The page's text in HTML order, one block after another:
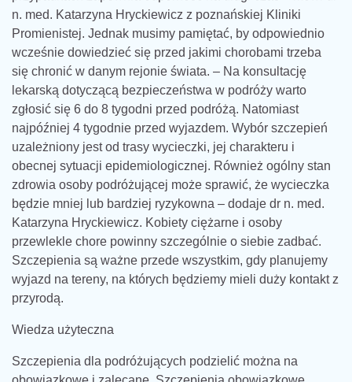
n. med. Katarzyna Hryckiewicz z poznańskiej Kliniki
Promienistej. Jednak musimy pamiętać, by odpowiednio
wcześnie dowiedzieć się przed jakimi chorobami trzeba
się chronić w danym rejonie świata. – Na konsultację
lekarską dotyczącą bezpieczeństwa w podróży warto
zgłosić się 6 do 8 tygodni przed podróżą. Natomiast
najpóźniej 4 tygodnie przed wyjazdem. Wybór szczepień
uzależniony jest od trasy wycieczki, jej charakteru i
obecnej sytuacji epidemiologicznej. Również ogólny stan
zdrowia osoby podróżującej może sprawić, że wycieczka
będzie mniej lub bardziej ryzykowna – dodaje dr n. med.
Katarzyna Hryckiewicz. Kobiety ciężarne i osoby
przewlekle chore powinny szczególnie o siebie zadbać.
Szczepienia są ważne przede wszystkim, gdy planujemy
wyjazd na tereny, na których będziemy mieli duży kontakt z
przyrodą.
Wiedza użyteczna
Szczepienia dla podróżujących podzielić można na